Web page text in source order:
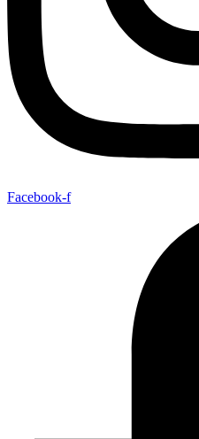
Facebook-f